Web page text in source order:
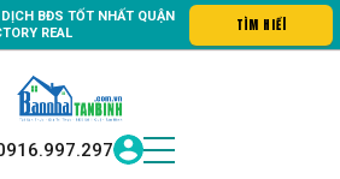
Bình "Nơi bạn tìm kiếm bất động sản
BĐS TỐT NHẤT QUẬN
REAL TÌM HI|